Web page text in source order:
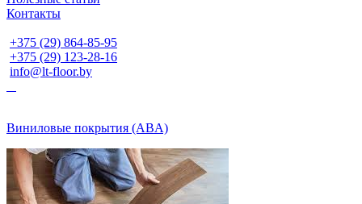
Контакты
+375 (29) 864-85-95
+375 (29) 123-28-16
info@lt-floor.by
Виниловые покрытия (ABA)